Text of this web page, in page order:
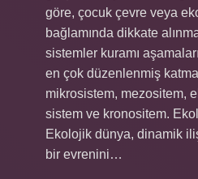
göre, çocuk çevre veya
bağlamında dikkate
sistemler kuramı
en çok düzenlenmiş
mikrosistem, mezositem,
sistem ve kronositem.
Ekolojik dünya, dinamik
bir evrenini…